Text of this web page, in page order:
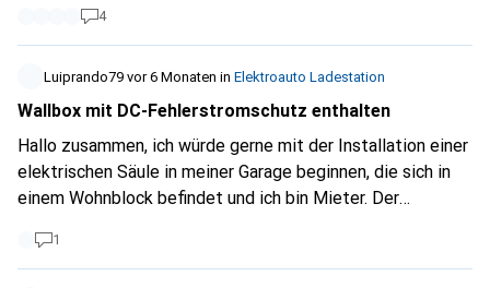
4
Luiprando79 vor 6 Monaten in Elektroauto Ladestation
Wallbox mit DC-Fehlerstromschutz enthalten
Hallo zusammen, ich würde gerne mit der Installation einer
elektrischen Säule in meiner Garage beginnen, die sich in
einem Wohnblock befindet und ich bin Mieter. Der
etwa 1850,- ohne Wallbox gemacht. Der Vorschlag, den sie
mir gemacht haben, ist die 'Dazebox T Share', die über
1